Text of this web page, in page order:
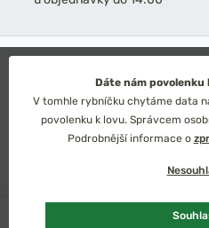
Obchodní
Ochrana
Technické
Strategický
Dáte nám povolenku
V tomhle rybníčku chytáme data
povolenku k lovu. Správcem
Podrobnější informace o